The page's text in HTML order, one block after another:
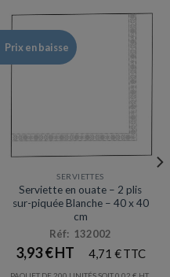
Prix en baisse
SERVIETTES
Serviette en ouate – 2 plis
sur-piquée Blanche – 40 x 40
cm
Réf: 132002
3,93€ 4,71 €